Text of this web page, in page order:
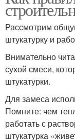
Рассмотрим
штукатурку и
Внимательно
сухой смеси,
штукатурки.
Для замеса
Помните: чем
работать с
штукатурка